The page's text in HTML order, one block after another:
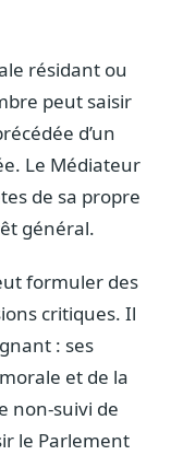
résidant ou
peut saisir
d’un
Le Médiateur
de sa propre
général.
formuler des
critiques. Il
: ses
et de la
non-suivi de
le Parlement